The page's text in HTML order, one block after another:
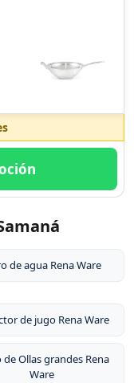
de agua Rena Ware
de jugo Rena Ware
de Ollas grandes Rena
Ware